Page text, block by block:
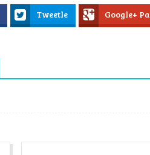
Tweetle
Google+